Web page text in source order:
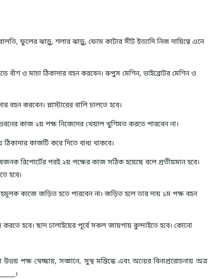
ফুলের ঝাড়ু, শলার ঝাড়ু, ফোম কাটার সীট ইত্যাদি নিজ দায়িত্বে এনে
বাঁশ ও মাচা ঠিকাদার বহন করবেন। রুপুস মেশিন, ভাইব্রোটর মেশিন ও
বহন করবেন। প্লাস্টারের বালি চালতে হবে।
কাজ ২য় পক্ষ নিজেদের খেয়াল খুশিমত করতে পারবেন না।
কাজটি করে দিতে বাধ্য থাকবে।
রিপোর্টের পরই ২য় পক্ষের কাজ সঠিক হয়েছে বলে প্রতীয়মান হবে।
হবে।
কাজে জড়িত হতে পারবেন না। জড়িত হলে তার দায় ১ম পক্ষ বহন
হবে। ছাদ ঢালাইয়ের পূর্বে সকল জায়গায় কুন্দাইতে হবে। কোনো
উভয় পক্ষ স্বেচ্ছায়, সজ্ঞানে, সুস্থ মস্তিস্কে এবং অন্যের বিনাপ্ররোচনায় অত্র